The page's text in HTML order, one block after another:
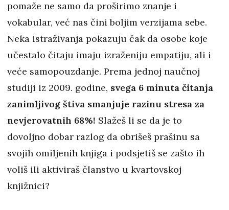
pomaže ne samo da proširimo znanje i
vokabular, već nas čini boljim verzijama sebe.
Neka istraživanja pokazuju čak da osobe koje
učestalo čitaju imaju izraženiju empatiju, ali i
veće samopouzdanje. Prema jednoj naučnoj
studiji iz 2009. godine, svega 6 minuta čitanja
zanimljivog štiva smanjuje razinu stresa za
nevjerovatnih 68%! Slažeš li se da je to
dovoljno dobar razlog da obrišeš prašinu sa
svojih omiljenih knjiga i podsjetiš se zašto ih
voliš ili aktiviraš članstvo u kvartovskoj
knjižnici?